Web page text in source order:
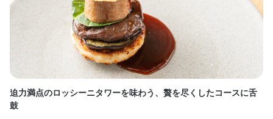
迫力満点のロッシーニタワーを味わう、贅を尽くしたコースに舌
鼓
休日・休暇
月曜日定休日
土日祝のみ勤務OK